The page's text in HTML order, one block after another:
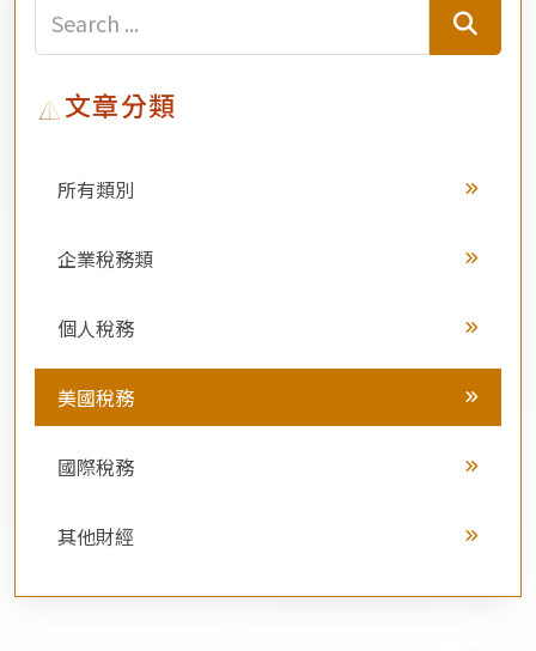
文章分類
所有類別
企業稅務類
個人稅務
美國稅務
國際稅務
其他財經